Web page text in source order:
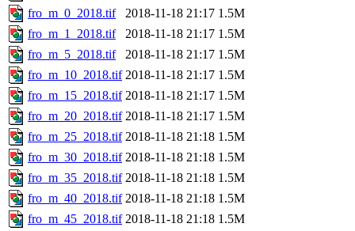
fro_m_0_2018.tif
2018-11-18 21:17 1.5M
fro_m_1_2018.tif
2018-11-18 21:17 1.5M
fro_m_5_2018.tif
2018-11-18 21:17 1.5M
fro_m_10_2018.tif 2018-11-18 21:17 1.5M
fro_m_15_2018.tif 2018-11-18 21:17 1.5M
fro_m_20_2018.tif 2018-11-18 21:17 1.5M
fro_m_25_2018.tif 2018-11-18 21:18 1.5M
fro_m_30_2018.tif 2018-11-18 21:18 1.5M
fro_m_35_2018.tif 2018-11-18 21:18 1.5M
fro_m_40_2018.tif 2018-11-18 21:18 1.5M
fro_m_45_2018.tif 2018-11-18 21:18 1.5M